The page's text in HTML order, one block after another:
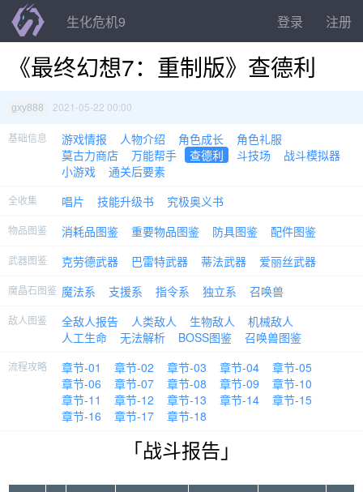
登录 注册
生化危机9
《最终幻想7：重制版》查德利
gxy888 2021-05-22 00:00
基础信息 游戏情报 人物介绍 角色成长
角色礼服
莫古力商店
万能帮手 查德利 斗技场
战斗模拟器
小游戏
通关后要素
全收集 唱片 技能升级书 究极奥义书
物品图鉴 消耗品图鉴 重要物品图鉴 防具图鉴 配件图鉴
武器图鉴 克劳德武器 巴雷特武器 蒂法武器 爱丽丝武器
魔晶石图鉴 魔法系 支援系 指令系 独立系 召唤兽
敌人图鉴 全敌人报告 人类敌人 生物敌人
机械敌人
人工生命
无法解析 BOSS图鉴 召唤兽图鉴
流程攻略 章节-01 章节-02 章节-03 章节-04
章节-05
章节-06
章节-07 章节-08 章节-09
章节-10
章节-11
章节-12 章节-13 章节-14
章节-15
章节-16
章节-17 章节-18
「战斗报告」